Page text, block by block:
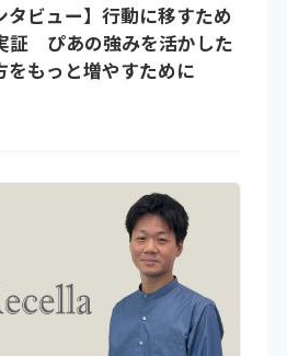
タビュー】行動に移すため
証 ぴあの強みを活かした
をもっと増やすために